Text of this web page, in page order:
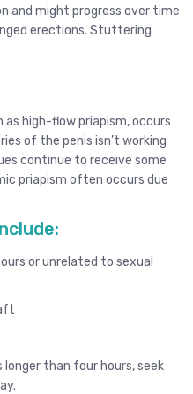
and might progress over time
erections. Stuttering
as high-flow priapism, occurs
of the penis isn’t working
continue to receive some
priapism often occurs due
or unrelated to sexual
than four hours, seek